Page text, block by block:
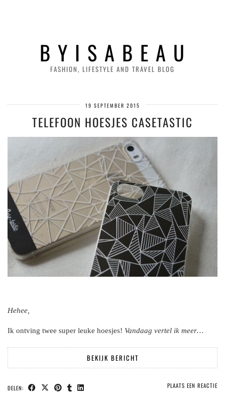
B Y I S A B E A U
FASHION, LIFESTYLE AND TRAVEL BLOG
19 SEPTEMBER 2015
TELEFOON HOESJES CASETASTIC
Hehee,
Ik ontving twee super leuke hoesjes! Vandaag vertel ik meer…
BEKIJK BERICHT
DELEN: PLAATS EEN REACTIE